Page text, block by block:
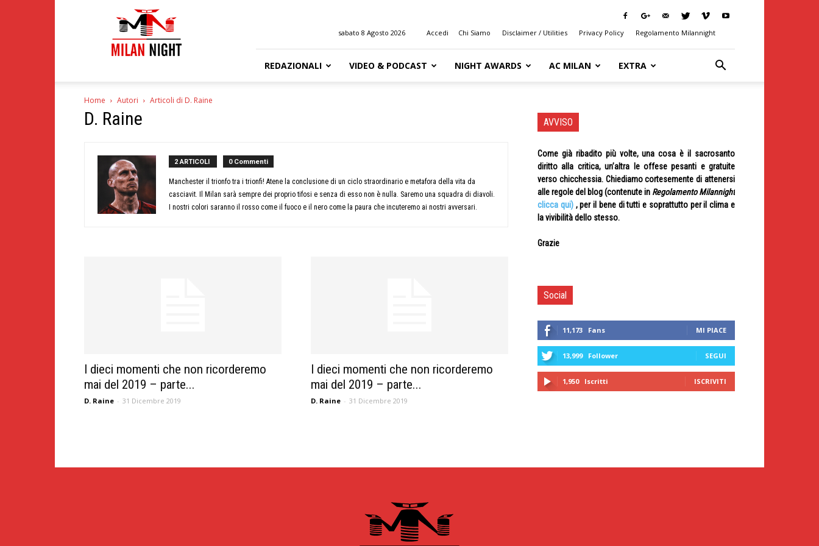
sabato 8 Agosto 2026 Accedi Chi Siamo Disclaimer / Utilities Privacy Policy Regolamento Milannight
REDAZIONALI VIDEO & PODCAST NIGHT AWARDS AC MILAN EXTRA
Home Autori Articoli di D. Raine
D. Raine
2 ARTICOLI 0 Commenti
Manchester il trionfo tra i trionfi! Atene la conclusione di un ciclo straordinario e metafora della vita da
casciavit. Il Milan sarà sempre dei proprio tifosi e senza di esso non è nulla. Saremo una squadra di diavoli.
I nostri colori saranno il rosso come il fuoco e il nero come la paura che incuteremo ai nostri avversari.
I dieci momenti che non ricorderemo
mai del 2019 – parte...
D. Raine - 31 Dicembre 2019
I dieci momenti che non ricorderemo
mai del 2019 – parte...
D. Raine - 31 Dicembre 2019
AVVISO
Come già ribadito più volte, una cosa è il sacrosanto
diritto alla critica, un’altra le offese pesanti e gratuite
verso chicchessia. Chiediamo cortesemente di attenersi
alle regole del blog (contenute in Regolamento Milannight
clicca qui), per il bene di tutti e soprattutto per il clima e
la vivibilità dello stesso.
Grazie
Social
11,173 Fans MI PIACE
13,999 Follower SEGUI
1,950 Iscritti ISCRIVITI